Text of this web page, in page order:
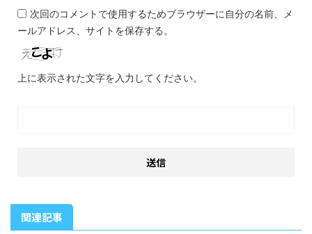
次回のコメントで使用するためブラウザーに自分の名前、メ
ールアドレス、サイトを保存する。
上に表示された文字を入力してください。
関連記事